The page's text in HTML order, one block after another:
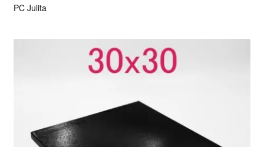
menu
Wyprzedaż
PC Julita